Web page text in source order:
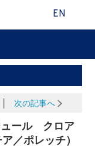
EN
次の記事へ
ュール クロア
／ポレッチ）